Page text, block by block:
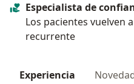
Especialista de
Los pacientes vuelven
recurrente
Experiencia